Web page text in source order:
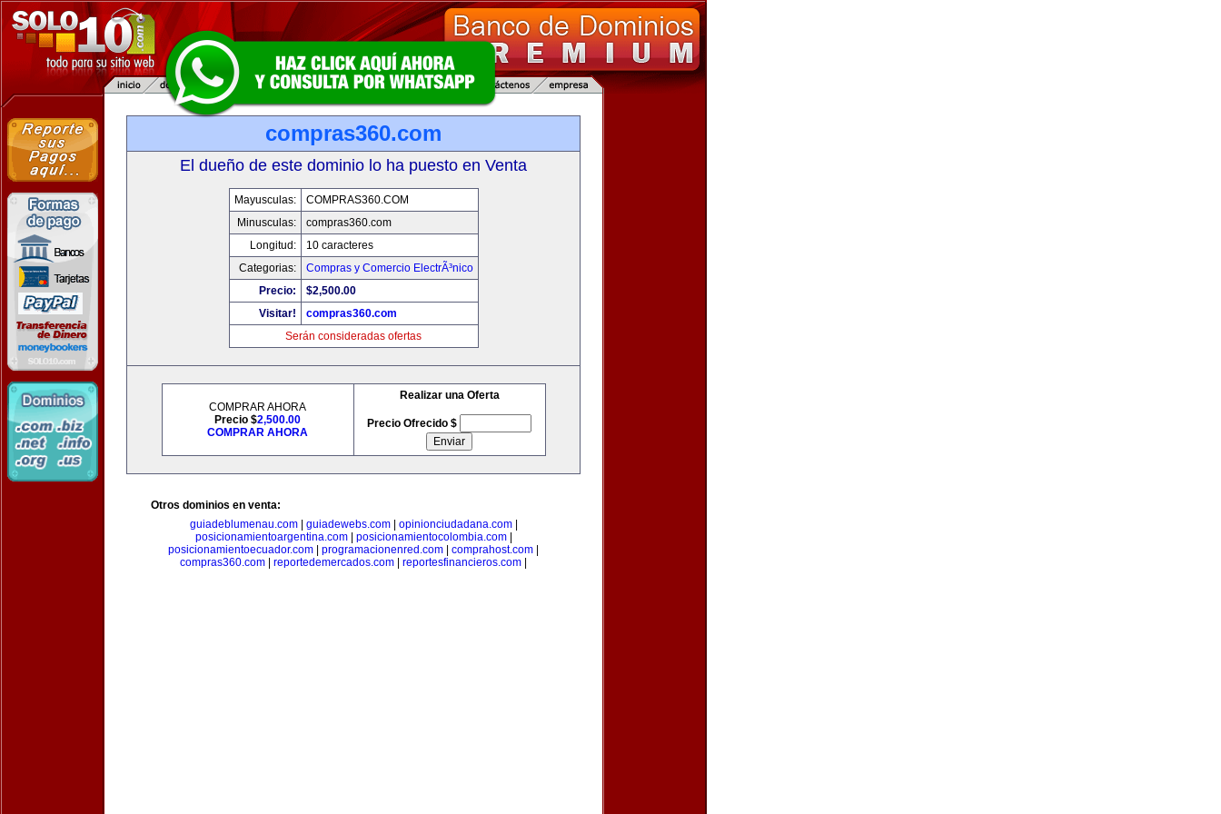
compras360.com
El dueño de este dominio lo ha puesto en Venta
Mayusculas:
COMPRAS360.COM
Minusculas:
compras360.com
Longitud:
10 caracteres
Categorias:
Compras y Comercio ElectrÃ³nico
Precio:
$2,500.00
Visitar!
compras360.com
Serán consideradas ofertas
COMPRAR AHORA
Precio $2,500.00
COMPRAR AHORA
Realizar una Oferta
Precio Ofrecido $
Otros dominios en venta:
guiadeblumenau.com| guiadewebs.com| opinionciudadana.com|
posicionamientoargentina.com| posicionamientocolombia.com|
posicionamientoecuador.com
programacionenred.com comprahost.com
compras360.com
reportedemercados.com reportesfinancieros.com